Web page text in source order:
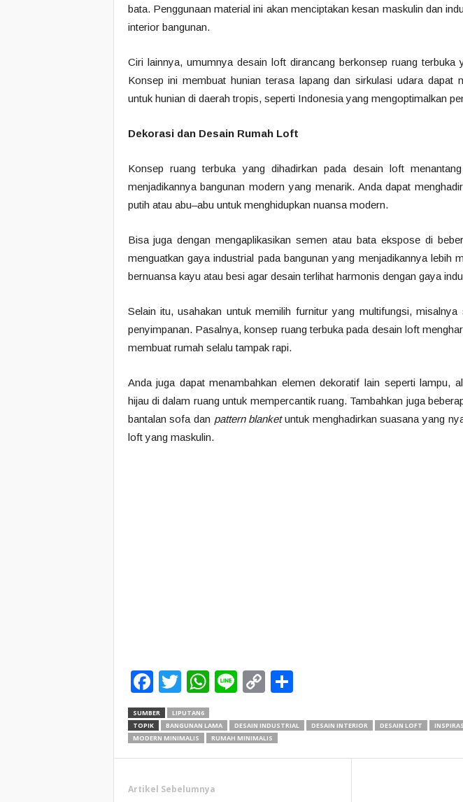
bata. Penggunaan material ini akan menciptakan kesan maskulin dan
interior bangunan.
Ciri lainnya, umumnya desain loft dirancang berkonsep ruang terbuka
Konsep ini membuat hunian terasa lapang dan sirkulasi udara dapat
untuk hunian di daerah tropis, seperti Indonesia yang mengoptimalkan
Dekorasi dan Desain Rumah Loft
Konsep ruang terbuka yang dihadirkan pada desain loft
menjadikannya bangunan modern yang menarik. Anda dapat
putih atau abu–abu untuk menghidupkan nuansa modern.
Bisa juga dengan mengaplikasikan semen atau bata ekspose di
menguatkan gaya industrial pada bangunan yang menjadikannya lebih
bernuansa kayu atau besi agar desain terlihat harmonis dengan gaya
Selain itu, usahakan untuk memilih furnitur yang multifungsi, misalnya
penyimpanan. Pasalnya, konsep ruang terbuka pada desain loft
membuat rumah selalu tampak rapi.
Anda juga dapat menambahkan elemen dekoratif lain seperti lampu,
hijau di dalam ruang untuk mempercantik ruang. Tambahkan juga
bantalan sofa dan pattern blanketuntuk menghadirkan suasana yang
loft yang maskulin.
Facebook
Twitter
WhatsApp
LineCopy
SUMBER
LIPUTAN6
TOPIK
BANGUNAN LAMA DESAIN INDUSTRIAL DESAIN INTERIOR DESAIN LOFT
MODERN MINIMALIS
RUMAH MINIMALIS
Artikel Sebelumnya